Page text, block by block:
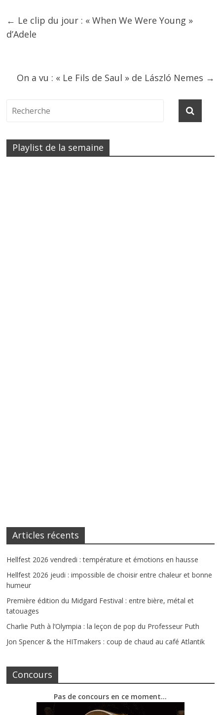
← Le clip du jour : « When We Were Young »
d’Adele
On a vu : « Le Fils de Saul » de László Nemes →
Playlist de la semaine
Articles récents
Hellfest 2026 vendredi : température et émotions en hausse
Hellfest 2026 jeudi : impossible de choisir entre chaleur et bonne
humeur
Première édition du Midgard Festival : entre bière, métal et
tatouages
Charlie Puth à l’Olympia : la leçon de pop du Professeur Puth
Jon Spencer & the HITmakers : coup de chaud au café Atlantik
Concours
Pas de concours en ce moment…